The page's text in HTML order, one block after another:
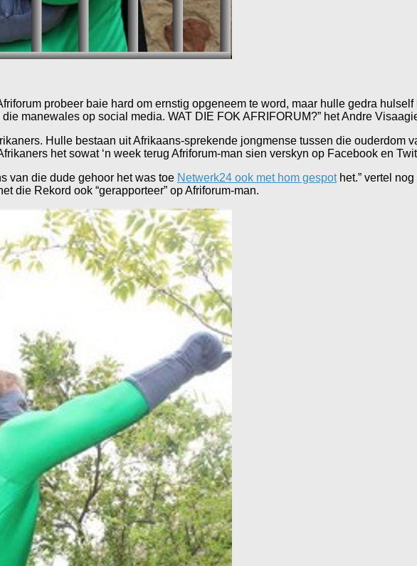
probeer baie hard om ernstig opgeneem te word, maar hulle gedra
manewales op social media. WAT DIE FOK AFRIFORUM?” het Andre
Hulle bestaan uit Afrikaans-sprekende jongmense tussen die ouderdom
het sowat ‘n week terug Afriforum-man sien verskyn op Facebook en
van die dude gehoor het was toe Netwerk24 ook met hom gespothet.” vertel nog
die Rekord ook “gerapporteer” op Afriforum-man.